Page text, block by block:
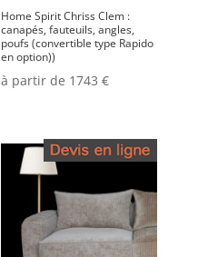
Home Spirit Chriss Clem :
canapés, fauteuils, angles,
poufs (convertible type Rapido
en option))
à partir de 1743 €